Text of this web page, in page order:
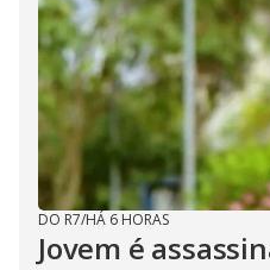
DO R7/HÁ 6 HORAS
Jovem é